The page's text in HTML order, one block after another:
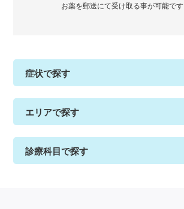
お薬を郵送にて受け取る事が可能です
症状で探す
エリアで探す
診療科目で探す